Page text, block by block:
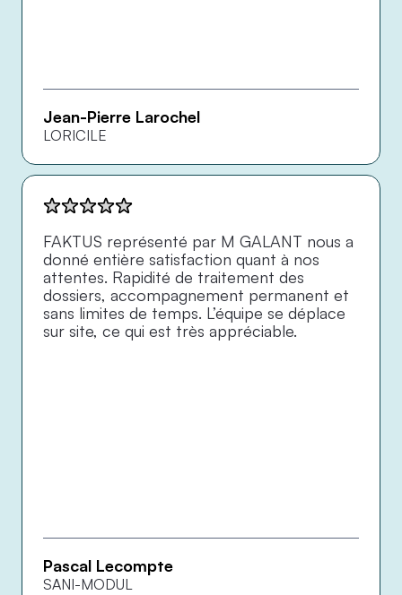
LORICILE
Jean-Pierre Larochel
SANI-MODUL
Pascal Lecompte
FAKTUS représenté par M GALANT nous a
donné entière satisfaction quant à nos
attentes. Rapidité de traitement des
dossiers, accompagnement permanent et
sans limites de temps. L’équipe se déplace
sur site, ce qui est très appréciable.